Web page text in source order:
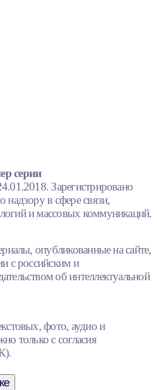
серии
Зарегистрировано
в сфере связи,
и массовых коммуникаций.
опубликованные на сайте,
с российским и
об интеллектуальной
фото, аудио и
только с согласия